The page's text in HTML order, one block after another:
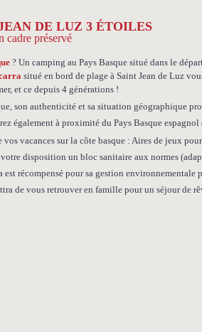
DE LUZ 3 ÉTOILES
cadre préservé
? Un camping au Pays Basque situé dans le
situé en bord de plage à Saint Jean de Luz
et ce depuis 4 générations !
son authenticité et sa situation géographique
également à proximité du Pays Basque
vacances sur la côte basque : Aires de jeux
disposition un bloc sanitaire aux normes
récompensé pour sa gestion environnementale
de vous retrouver en famille pour un séjour de